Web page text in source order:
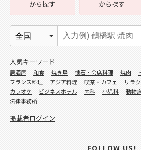
から探す
から探す
人気キーワード
居酒屋 和食 焼き鳥 懐石・会席料理 焼肉
フランス料理
アジア料理 喫茶・カフェ リラ
カラオケ
ビジネスホテル 内科 小児科 動物
法律事務所
掲載者ログイン
FOLLOW US!